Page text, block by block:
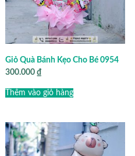
Giỏ Quà Bánh Kẹo Cho Bé 0954
300.000 ₫
Thêm vào giỏ hàng